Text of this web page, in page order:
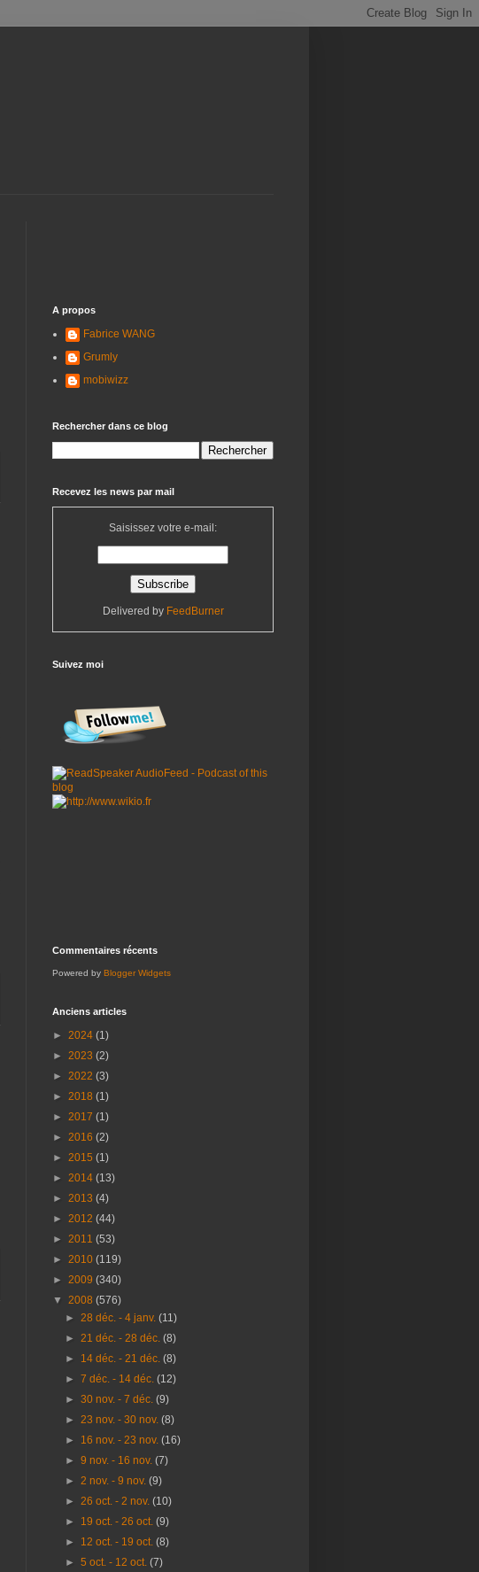
A propos
Fabrice WANG
Grumly
mobiwizz
Rechercher dans ce blog
Recevez les news par mail
Saisissez votre e-mail:
Delivered by FeedBurner
Suivez moi
Commentaires récents
Powered by Blogger Widgets
Anciens articles
► 2024 (1)
► 2023 (2)
► 2022 (3)
► 2018 (1)
► 2017 (1)
► 2016 (2)
► 2015 (1)
► 2014 (13)
► 2013 (4)
► 2012 (44)
► 2011 (53)
► 2010 (119)
► 2009 (340)
▼ 2008 (576)
►28 déc. - 4 janv.(11)
►21 déc. - 28 déc.(8)
► 14 déc. - 21 déc.(8)
►7 déc. - 14 déc.(12)
►30 nov. - 7 déc.(9)
►23 nov. - 30 nov.(8)
► 16 nov. - 23 nov.(16)
►9 nov. - 16 nov.(7)
►2 nov. - 9 nov.(9)
►26 oct. - 2 nov.(10)
► 19 oct. - 26 oct.(9)
► 12 oct. - 19 oct.(8)
►5 oct. - 12 oct.(7)